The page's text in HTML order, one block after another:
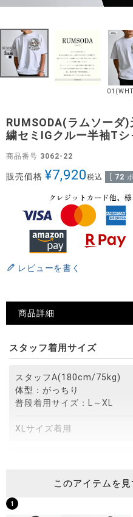
RUMSODA(ラムソーダ
繍セミIGクルー半袖T
商品番号 3062-22
販売価格 ¥7,920税込 72
レビューを書く
商品詳細
スタッフ着用サイズ
スタッフA(180cm/75kg)
体型：がっちり
普段着用サイズ：L～XL
XLサイズ着用
普段着用サイズ：M～L
Lサイズ着用
このアイテムを
1